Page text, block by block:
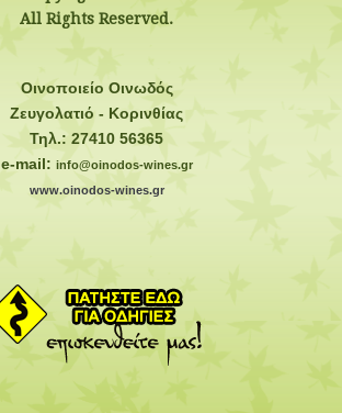
All Rights Reserved.
Οινοποιείο Οινωδός
Ζευγολατιό - Κορινθίας
Τηλ.: 27410 56365
e-mail: info@oinodos-wines.gr
www.oinodos-wines.gr